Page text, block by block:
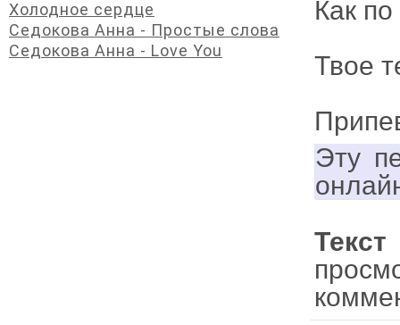
Как
Твое
Эту
Холодное сердце
Седокова Анна - Простые слова
Седокова Анна - Love You